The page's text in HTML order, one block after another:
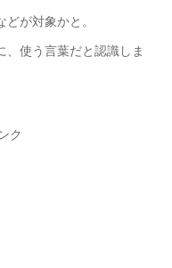
が対象かと。
、使う言葉だと認識しま
ク